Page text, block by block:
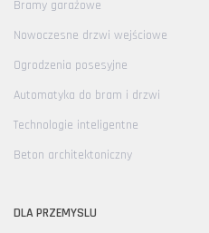
Bramy garażowe
Nowoczesne drzwi wejściowe
Ogrodzenia posesyjne
Automatyka do bram i drzwi
Technologie inteligentne
Beton architektoniczny
DLA PRZEMYSLU